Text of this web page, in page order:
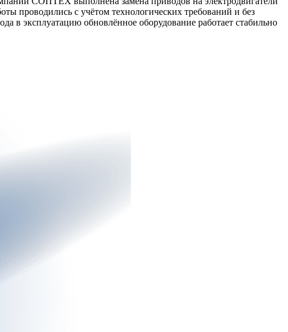
проводились с учётом технологических требований и без
в эксплуатацию обновлённое оборудование работает стабильно